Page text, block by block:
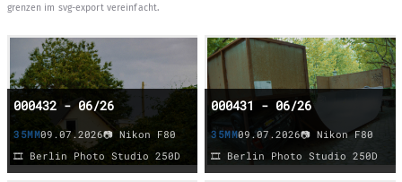
grenzen im svg-export vereinfacht.
000432 - 06/26
35MM09.07.2026📷 Nikon F80
🎞️ Berlin Photo Studio 250D
000431 - 06/26
35MM09.07.2026📷 Nikon F80
🎞️ Berlin Photo Studio 250D